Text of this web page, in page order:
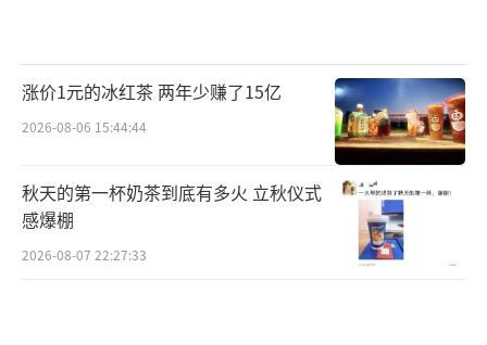
涨价1元的冰红茶 两年少赚了15亿
2026-08-06 15:44:44
秋天的第一杯奶茶到底有多火 立秋仪式
感爆棚
2026-08-07 22:27:33